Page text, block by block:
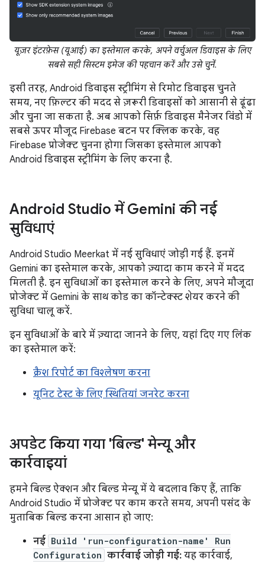
यूज़र इंटरफ़ेस (यूआई) का इस्तेमाल करके, अपने वर्चुअल डिवाइस के लिए
सबसे सही सिस्टम इमेज की पहचान करें और उसे चुनें.
इसी तरह, Android डिवाइस स्ट्रीमिंग से रिमोट डिवाइस चुनते
समय, नए फ़िल्टर की मदद से ज़रूरी डिवाइसों को आसानी से ढूंढा
और चुना जा सकता है. अब आपको सिर्फ़ डिवाइस मैनेजर विंडो में
सबसे ऊपर मौजूद Firebase बटन पर क्लिक करके, वह
Firebase प्रोजेक्ट चुनना होगा जिसका इस्तेमाल आपको
Android डिवाइस स्ट्रीमिंग के लिए करना है.
Android Studio में Gemini की नई
सुविधाएं
Android Studio Meerkat में नई सुविधाएं जोड़ी गई हैं. इनमें
Gemini का इस्तेमाल करके, आपको ज़्यादा काम करने में मदद
मिलती है. इन सुविधाओं का इस्तेमाल करने के लिए, अपने मौजूदा
प्रोजेक्ट में Gemini के साथ कोड का कॉन्टेक्स्ट शेयर करने की
सुविधा चालू करें.
इन सुविधाओं के बारे में ज़्यादा जानने के लिए, यहां दिए गए लिंक
का इस्तेमाल करें:
क्रैश रिपोर्ट का विश्लेषण करना
यूनिट टेस्ट के लिए स्थितियां जनरेट करना
अपडेट किया गया 'बिल्ड' मेन्यू और
कार्रवाइयां
हमने बिल्ड ऐक्शन और बिल्ड मेन्यू में ये बदलाव किए हैं, ताकि
Android Studio में प्रोजेक्ट पर काम करते समय, अपनी पसंद के
मुताबिक बिल्ड करना आसान हो जाए:
नई Build 'run-configuration-name' Run
Configuration कार्रवाई जोड़ी गई: यह कार्रवाई,